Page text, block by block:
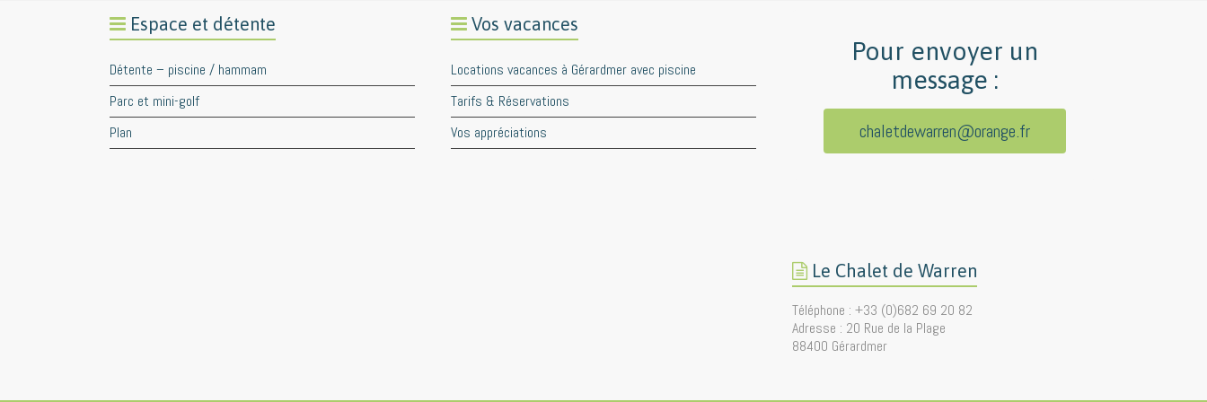
Espace et détente
Détente – piscine / hammam
Parc et mini-golf
Plan
Vos vacances
Locations vacances à Gérardmer avec piscine
Tarifs & Réservations
Vos appréciations
Pour envoyer un
message :
chaletdewarren@orange.fr
Le Chalet de Warren
Téléphone : +33 (0)682 69 20 82
Adresse : 20 Rue de la Plage
88400 Gérardmer